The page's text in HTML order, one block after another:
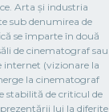
Arta și industria
sub denumirea de
se împarte în două
de cinematograf sau
internet (vizionare la
la cinematograf
stabilită de criticul de
lui la diferite